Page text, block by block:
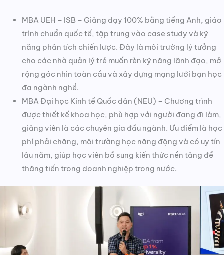
MBA UEH – ISB – Giảng dạy 100% bằng tiếng Anh, giáo
trình chuẩn quốc tế, tập trung vào case study và kỹ
năng phân tích chiến lược. Đây là môi trường lý tưởng
cho các nhà quản lý trẻ muốn rèn kỹ năng lãnh đạo, mở
rộng góc nhìn toàn cầu và xây dựng mạng lưới bạn học
đa ngành nghề.
MBA Đại học Kinh tế Quốc dân (NEU) – Chương trình
được thiết kế khoa học, phù hợp với người đang đi làm,
giảng viên là các chuyên gia đầu ngành. Ưu điểm là học
phí phải chăng, môi trường học năng động và có uy tín
lâu năm, giúp học viên bổ sung kiến thức nền tảng để
thăng tiến trong doanh nghiệp trong nước.